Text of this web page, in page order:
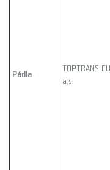
Pádla
TOPTRANS EU,
a.s.